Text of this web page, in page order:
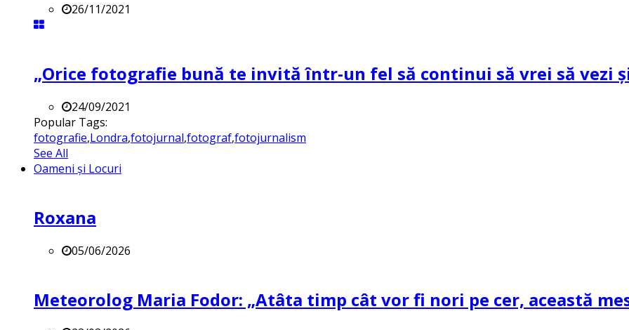
26/11/2021
„Orice fotografie bună te invită într-un fel să continui să vrei să vezi
24/09/2021
Popular Tags:
fotografie,Londra,fotojurnal,fotograf,fotojurnalism
See All
Oameni și Locuri
Roxana
05/06/2026
Meteorolog Maria Fodor: „Atâta timp cât vor fi nori pe cer, această